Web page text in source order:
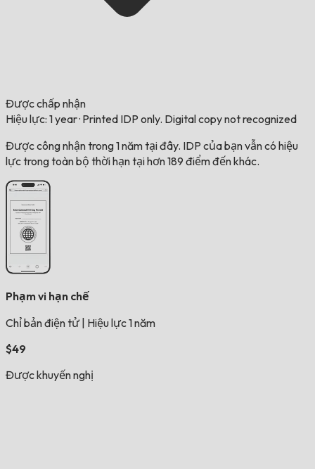
Được chấp nhận
Hiệu lực: 1 year· Printed IDP only. Digital copy not recognized
Được công nhận trong 1 năm tại đây. IDP của bạn vẫn có hiệu
lực trong toàn bộ thời hạn tại hơn 189 điểm đến khác.
Phạm vi hạn chế
Chỉ bản điện tử Hiệu lực 1 năm
$49
Được khuyến nghị